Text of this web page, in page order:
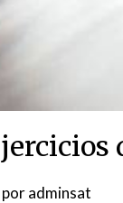
poradminsat